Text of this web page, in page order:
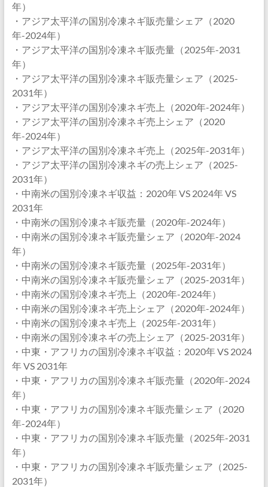
年）
・アジア太平洋の国別冷凍ネギ販売量シェア（2020
年-2024年）
・アジア太平洋の国別冷凍ネギ販売量（2025年-2031
年）
・アジア太平洋の国別冷凍ネギ販売量シェア（2025-
2031年）
・アジア太平洋の国別冷凍ネギ売上（2020年-2024年）
・アジア太平洋の国別冷凍ネギ売上シェア（2020
年-2024年）
・アジア太平洋の国別冷凍ネギ売上（2025年-2031年）
・アジア太平洋の国別冷凍ネギの売上シェア（2025-
2031年）
・中南米の国別冷凍ネギ収益：2020年 VS 2024年 VS
2031年
・中南米の国別冷凍ネギ販売量（2020年-2024年）
・中南米の国別冷凍ネギ販売量シェア（2020年-2024
年）
・中南米の国別冷凍ネギ販売量（2025年-2031年）
・中南米の国別冷凍ネギ販売量シェア（2025-2031年）
・中南米の国別冷凍ネギ売上（2020年-2024年）
・中南米の国別冷凍ネギ売上シェア（2020年-2024年）
・中南米の国別冷凍ネギ売上（2025年-2031年）
・中南米の国別冷凍ネギの売上シェア（2025-2031年）
・中東・アフリカの国別冷凍ネギ収益：2020年 VS 2024
年 VS 2031年
・中東・アフリカの国別冷凍ネギ販売量（2020年-2024
年）
・中東・アフリカの国別冷凍ネギ販売量シェア（2020
年-2024年）
・中東・アフリカの国別冷凍ネギ販売量（2025年-2031
年）
・中東・アフリカの国別冷凍ネギ販売量シェア（2025-
2031年）